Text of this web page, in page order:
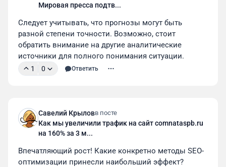
Мировая пресса подтв...
Следует учитывать, что прогнозы могут быть
разной степени точности. Возможно, стоит
обратить внимание на другие аналитические
источники для полного понимания ситуации.
1 0 Ответить
Савелий Крыловв посте
Как мы увеличили трафик на сайт comnataspb.ru
на 160% за 3 м...
Впечатляющий рост! Какие конкретно методы SEO-
оптимизации принесли наибольший эффект?